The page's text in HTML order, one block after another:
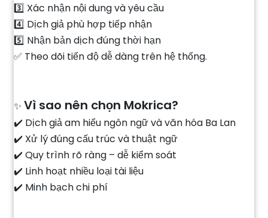
3️⃣ Xác nhận nội dung và yêu cầu
4️⃣ Dịch giả phù hợp tiếp nhận
5️⃣ Nhận bản dịch đúng thời hạn
✅ Theo dõi tiến độ dễ dàng trên hệ thống.
✨Vì sao nên chọn Mokrica?
✔️ Dịch giả am hiểu ngôn ngữ và văn hóa Ba Lan
✔️ Xử lý đúng cấu trúc và thuật ngữ
✔️ Quy trình rõ ràng – dễ kiểm soát
✔️ Linh hoạt nhiều loại tài liệu
✔️ Minh bạch chi phí